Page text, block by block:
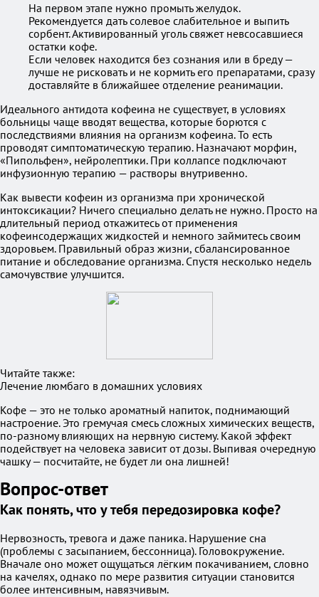
На первом этапе нужно промыть желудок.
Рекомендуется дать солевое слабительное и выпить
сорбент. Активированный уголь свяжет невсосавшиеся
остатки кофе.
Если человек находится без сознания или в бреду —
лучше не рисковать и не кормить его препаратами, сразу
доставляйте в ближайшее отделение реанимации.
Идеального антидота кофеина не существует, в условиях
больницы чаще вводят вещества, которые борются с
последствиями влияния на организм кофеина. То есть
проводят симптоматическую терапию. Назначают морфин,
«Пипольфен», нейролептики. При коллапсе подключают
инфузионную терапию — растворы внутривенно.
Как вывести кофеин из организма при хронической
интоксикации? Ничего специально делать не нужно. Просто на
длительный период откажитесь от применения
кофеинсодержащих жидкостей и немного займитесь своим
здоровьем. Правильный образ жизни, сбалансированное
питание и обследование организма. Спустя несколько недель
самочувствие улучшится.
Читайте также:
Лечение люмбаго в домашних условиях
Кофе — это не только ароматный напиток, поднимающий
настроение. Это гремучая смесь сложных химических веществ,
по-разному влияющих на нервную систему. Какой эффект
подействует на человека зависит от дозы. Выпивая очередную
чашку — посчитайте, не будет ли она лишней!
Вопрос-ответ
Как понять, что у тебя передозировка кофе?
Нервозность, тревога и даже паника. Нарушение сна
(проблемы с засыпанием, бессонница). Головокружение.
Вначале оно может ощущаться лёгким покачиванием, словно
на качелях, однако по мере развития ситуации становится
более интенсивным, навязчивым.